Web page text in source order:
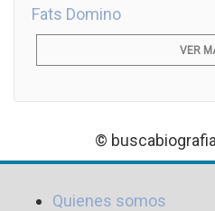
Fats Domino
VER
©
Quienes somos